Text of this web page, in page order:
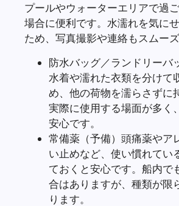
プールやウォーターエリアで過
場合に便利です。水濡れを気に
ため、写真撮影や連絡もスムーズ
防水バッグ／ランドリーバ
水着や濡れた衣類を分けて
め、他の荷物を濡らさずに
実際に使用する場面が多く
安心です。
常備薬（予備）頭痛薬やア
い止めなど、使い慣れてい
ておくと安心です。船内で
合はありますが、種類が限
ります。